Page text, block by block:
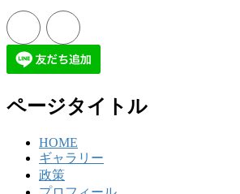
ページタイトル
HOME
ギャラリー
政策